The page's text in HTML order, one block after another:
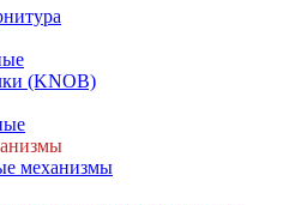
(KNOB)
механизмы